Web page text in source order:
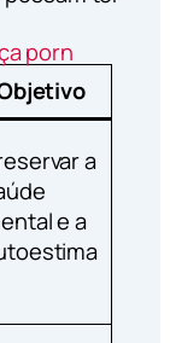
porn
a
e a